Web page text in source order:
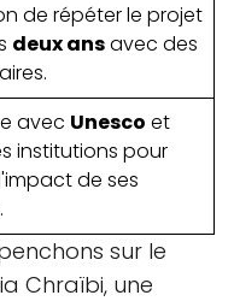
de répéter le projet
deux ansavec des
avec Unesco et
institutions pour
de ses
sur le
Chraïbi, une